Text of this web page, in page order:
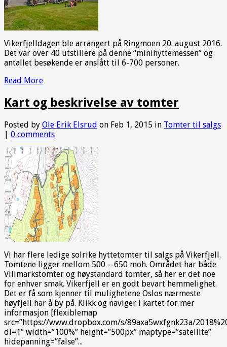
Vikerfjelldagen ble arrangert på Ringmoen 20. august 2016.
Det var over 40 utstillere på denne “minihyttemessen” og
antallet besøkende er anslått til 6-700 personer.
Read More
Kart og beskrivelse av tomter
Posted by Ole Erik Elsrud on Feb 1, 2015 in Tomter til salgs
| 0 comments
Vi har flere ledige solrike hyttetomter til salgs på Vikerfjell.
Tomtene ligger mellom 500 – 650 moh. Området har både
Villmarkstomter og høystandard tomter, så her er det noe
for enhver smak. Vikerfjell er en godt bevart hemmelighet.
Det er få som kjenner til mulighetene Oslos nærmeste
høyfjell har å by på. Klikk og naviger i kartet for mer
informasjon [flexiblemap
src=”https://www.dropbox.com/s/89axa5wxfgnk23a/
dl=1″ width=”100%” height=”500px” maptype=”satellite”
hidepanning=”false”...